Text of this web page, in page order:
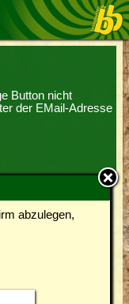
abzulegen,